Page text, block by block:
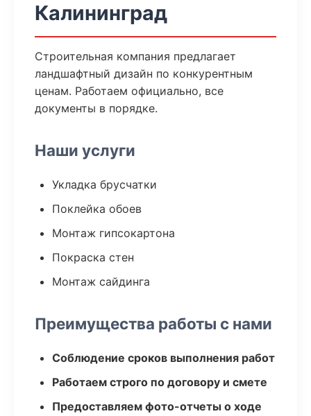
Калининград
Строительная компания предлагает
ландшафтный дизайн по конкурентным
ценам. Работаем официально, все
документы в порядке.
Наши услуги
Укладка брусчатки
Поклейка обоев
Монтаж гипсокартона
Покраска стен
Монтаж сайдинга
Преимущества работы с нами
Соблюдение сроков выполнения работ
Работаем строго по договору и смете
Предоставляем фото-отчеты о ходе